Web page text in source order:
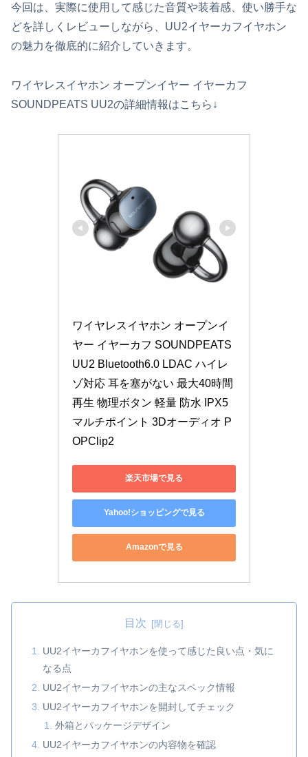
今回は、実際に使用して感じた音質や装着感、使い勝手な
どを詳しくレビューしながら、UU2イヤーカフイヤホン
の魅力を徹底的に紹介していきます。
ワイヤレスイヤホン オープンイヤー イヤーカフ
SOUNDPEATS UU2の詳細情報はこちら↓
ワイヤレスイヤホン オープンイ
ヤー イヤーカフ SOUNDPEATS
UU2 Bluetooth6.0 LDAC ハイレ
ゾ対応 耳を塞がない 最大40時間
再生 物理ボタン 軽量 防水 IPX5
マルチポイント 3Dオーディオ P
OPClip2
楽天市場で見る
Yahoo!ショッピングで見る
Amazonで見る
目次
UU2イヤーカフイヤホンを使って感じた良い点・気に
なる点
UU2イヤーカフイヤホンの主なスペック情報
UU2イヤーカフイヤホンを開封してチェック
外箱とパッケージデザイン
UU2イヤーカフイヤホンの内容物を確認